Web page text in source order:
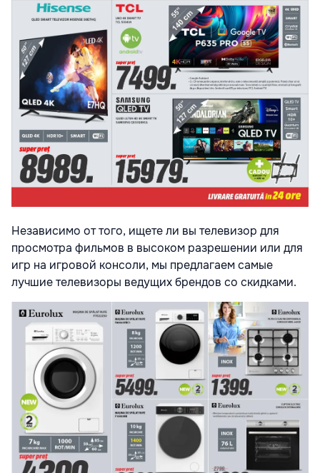
Независимо от того, ищете ли вы телевизор для
просмотра фильмов в высоком разрешении или для
игр на игровой консоли, мы предлагаем самые
лучшие телевизоры ведущих брендов со скидками.